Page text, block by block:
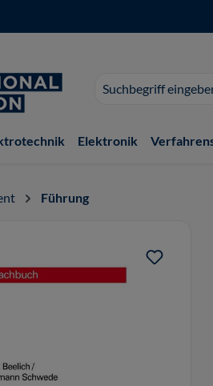
Suchvorschläge
erscheinen
der
Elektronik
Führung